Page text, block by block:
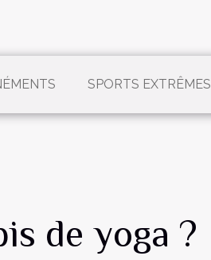
SPORTS EXTRÊMES
de yoga ?